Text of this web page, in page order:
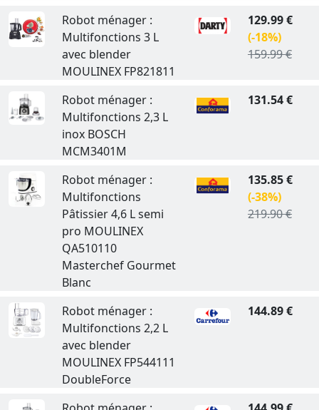
Robot ménager :
Multifonctions 3 L
avec blender
MOULINEX FP821811
129.99 €
(-18%)
159.99 €
Robot ménager :
Multifonctions 2,3 L
inox BOSCH
MCM3401M
131.54 €
Robot ménager :
Multifonctions
Pâtissier 4,6 L semi
pro MOULINEX
QA510110
Masterchef Gourmet
Blanc
135.85 €
(-38%)
219.90 €
Robot ménager :
Multifonctions 2,2 L
avec blender
MOULINEX FP544111
DoubleForce
144.89 €